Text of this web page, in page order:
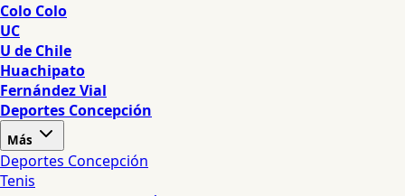
Colo Colo
UC
U de Chile
Huachipato
Fernández Vial
Deportes Concepción
Más
Deportes Concepción
Tenis